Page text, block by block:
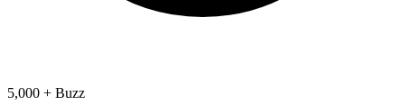
5,000 + Buzz